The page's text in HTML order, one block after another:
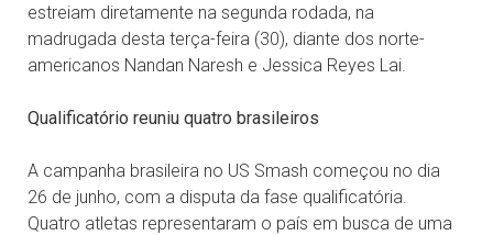
estreiam diretamente na segunda rodada, na
madrugada desta terça-feira (30), diante dos norte-
americanos Nandan Naresh e Jessica Reyes Lai.
Qualificatório reuniu quatro brasileiros
A campanha brasileira no US Smash começou no dia
26 de junho, com a disputa da fase qualificatória.
Quatro atletas representaram o país em busca de uma